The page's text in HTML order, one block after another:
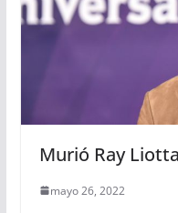
Murió Ray Liotta
mayo 26, 2022